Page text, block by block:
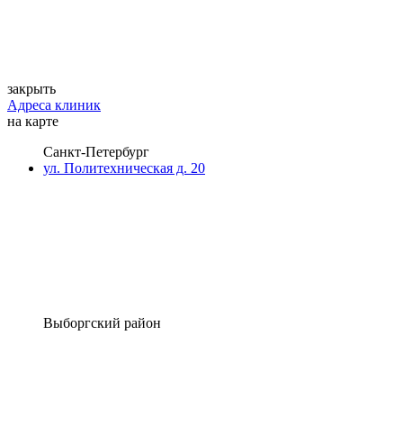
закрыть
Адреса клиник
на карте
Санкт-Петербург
ул. Политехническая д. 20
Выборгский район